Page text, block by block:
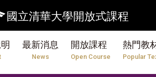
國立清華大學開放式課程
最新消息
News
開放課程
Open Course
熱門教
Popular